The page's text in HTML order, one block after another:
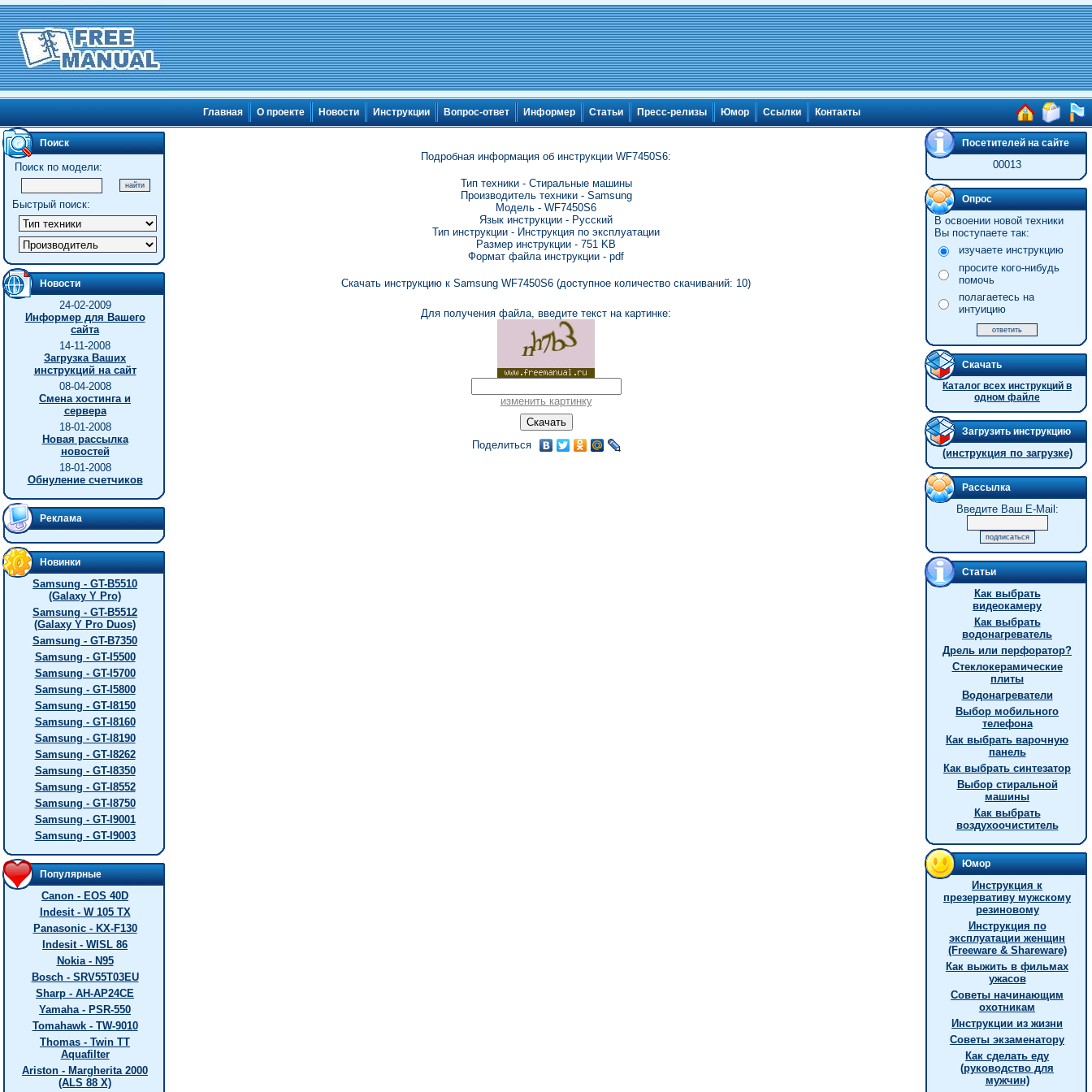
Главная О проекте Новости Инструкции Вопрос-ответ Информер Статьи Пресс-релизы Юмор Ссылки Контакты
Поиск
Поиск по модели:
Быстрый поиск:
Новости
24-02-2009
Информер для Вашего
сайта
14-11-2008
Загрузка Ваших
инструкций на сайт
08-04-2008
Смена хостинга и
сервера
18-01-2008
Новая рассылка
новостей
18-01-2008
Обнуление счетчиков
Реклама
Новинки
Samsung - GT-B5510
(Galaxy Y Pro)
Samsung - GT-B5512
(Galaxy Y Pro Duos)
Samsung - GT-B7350
Samsung - GT-I5500
Samsung - GT-I5700
Samsung - GT-I5800
Samsung - GT-I8150
Samsung - GT-I8160
Samsung - GT-I8190
Samsung - GT-I8262
Samsung - GT-I8350
Samsung - GT-I8552
Samsung - GT-I8750
Samsung - GT-I9001
Samsung - GT-I9003
Популярные
Canon - EOS 40D
Indesit - W 105 TX
Panasonic - KX-F130
Indesit - WISL 86
Nokia - N95
Bosch - SRV55T03EU
Sharp - AH-AP24CE
Yamaha - PSR-550
Tomahawk - TW-9010
Thomas - Twin TT
Aquafilter
Ariston - Margherita 2000
(ALS 88 X)
Подробная информация об инструкции WF7450S6:
Тип техники - Стиральные машины
Производитель техники - Samsung
Модель - WF7450S6
Язык инструкции - Русский
Тип инструкции - Инструкция по эксплуатации
Размер инструкции - 751 KB
Формат файла инструкции - pdf
Скачать инструкцию к Samsung WF7450S6 (доступное количество скачиваний: 10)
Для получения файла, введите текст на картинке:
изменить картинку
Поделиться
Посетителей на сайте
00013
Опрос
В освоении новой техники
Вы поступаете так:
изучаете инструкцию
просите кого-нибудь
помочь
полагаетесь на
интуицию
Скачать
Каталог всех инструкций в
одном файле
Загрузить инструкцию
(инструкция по загрузке)
Рассылка
Введите Ваш E-Mail:
Статьи
Как выбрать
видеокамеру
Как выбрать
водонагреватель
Дрель или перфоратор?
Стеклокерамические
плиты
Водонагреватели
Выбор мобильного
телефона
Как выбрать варочную
панель
Как выбрать синтезатор
Выбор стиральной
машины
Как выбрать
воздухоочиститель
Юмор
Инструкция к
презервативу мужскому
резиновому
Инструкция по
эксплуатации женщин
(Freeware & Shareware)
Как выжить в фильмах
ужасов
Советы начинающим
охотникам
Инструкции из жизни
Советы экзаменатору
Как сделать еду
(руководство для
мужчин)